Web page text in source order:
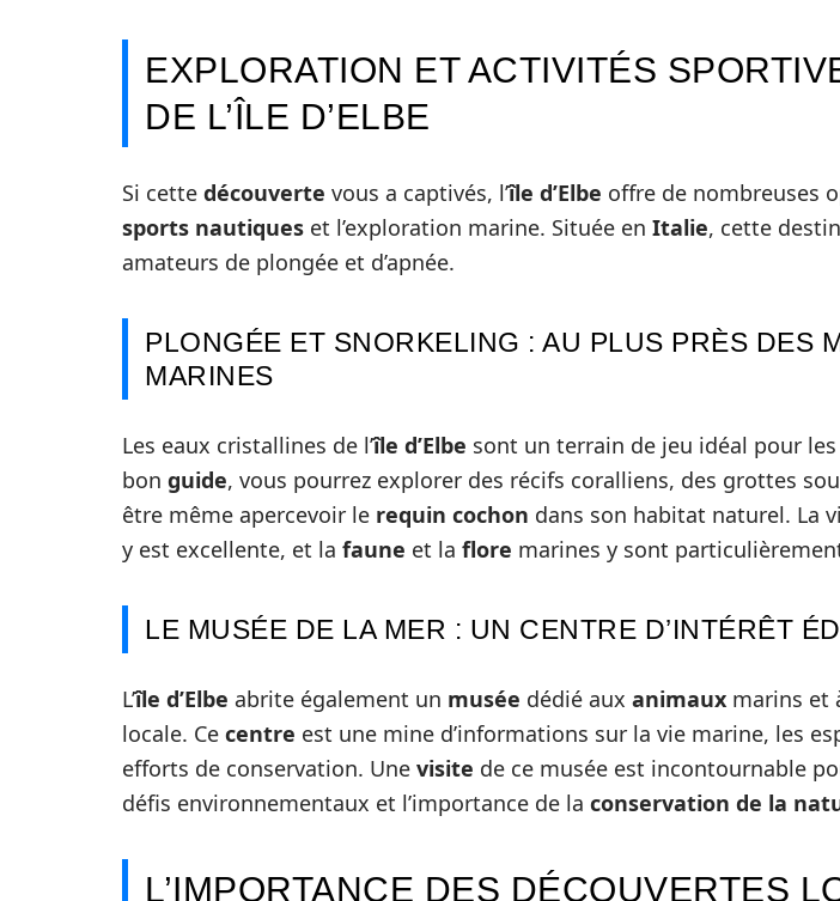
EXPLORATION ET ACTIVITÉS
DE L’ÎLE D’ELBE
Si cette découverte vous a captivés, l’île d’Elbe offre de nombreuses
sports nautiques et l’exploration marine. Située en Italie, cette
amateurs de plongée et d’apnée.
PLONGÉE ET SNORKELING : AU PLUS PRÈS DES
MARINES
Les eaux cristallines de l’île d’Elbe sont un terrain de jeu idéal pour
bon guide, vous pourrez explorer des récifs coralliens, des grottes
être même apercevoir le requin cochon dans son habitat naturel. La
y est excellente, et la faune et la flore marines y sont
LE MUSÉE DE LA MER : UN CENTRE D’INTÉRÊT
L’île d’Elbe abrite également un musée dédié aux animaux marins et
locale. Ce centre est une mine d’informations sur la vie marine, les
efforts de conservation. Une visite de ce musée est incontournable
défis environnementaux et l’importance de la conservation de la
L’IMPORTANCE DES DÉCOUVERTES